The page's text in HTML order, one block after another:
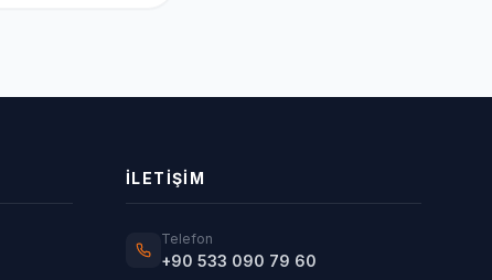
İLETIŞIM
Telefon
+90 533 090 79 60